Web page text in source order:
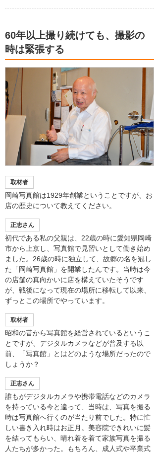
60年以上撮り続けても、撮影の
時は緊張する
取材者
岡崎写真館は1929年創業ということですが、お
店の歴史について教えてください。
正志さん
初代である私の父親は、22歳の時に愛知県岡崎
市から上京し、写真館で見習いとして働き始め
ました。26歳の時に独立して、故郷の名を冠し
た「岡崎写真館」を開業したんです。当時は今
の店舗の真向かいに店を構えていたそうです
が、戦後になって現在の場所に移転して以来、
ずっとこの場所でやっています。
取材者
昭和の昔から写真館を経営されているというこ
とですが、デジタルカメラなどが普及する以
前、「写真館」とはどのような場所だったので
しょうか？
正志さん
誰もがデジタルカメラや携帯電話などのカメラ
を持っている今と違って、当時は、写真を撮る
時は写真館へ行くのが当たり前でした。特に忙
しい書き入れ時はお正月。美容院できれいに髪
を結ってもらい、晴れ着を着て家族写真を撮る
人たちが多かった。もちろん、成人式や卒業式